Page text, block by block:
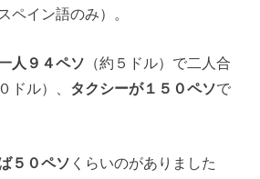
ペイン語のみ）。
人９４ペソ （約５ドル）で二人合
ドル）、 タクシーが１５０ペソで
５０ペソ くらいのがありました